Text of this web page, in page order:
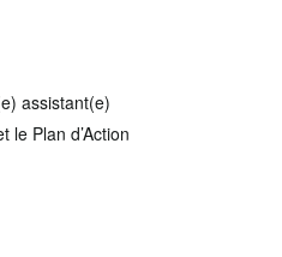
assistant(e)
Plan d’Action